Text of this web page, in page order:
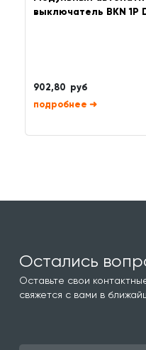
выключатель BKN 1P
902,80 руб
➜
Остались
Оставьте свои
свяжется с вами в